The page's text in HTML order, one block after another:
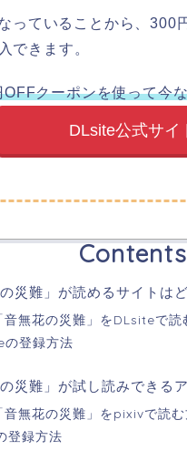
っていることから、300
できます。
OFFクーポンを使って今
DLsite公式サイ
Contents
災難」が読めるサイトは
音無花の災難」をDLsiteで読
の登録方法
災難」が試し読みできる
音無花の災難」をpixivで読む
登録方法